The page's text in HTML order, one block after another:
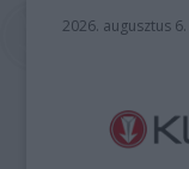
2026. augusztus